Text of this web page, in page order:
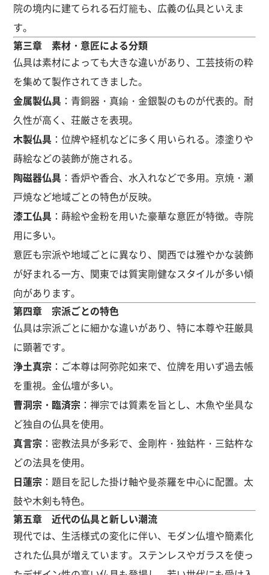
院の境内に建てられる石灯籠も、広義の仏具といえま
す。
第三章 素材・意匠による分類
仏具は素材によっても大きな違いがあり、工芸技術の粋
を集めて製作されてきました。
金属製仏具 ：青銅器・真鍮・金銀製のものが代表的。耐
久性が高く、荘厳さを表現。
木製仏具 ：位牌や経机などに多く用いられる。漆塗りや
蒔絵などの装飾が施される。
陶磁器仏具 ：香炉や香合、水入れなどで多用。京焼・瀬
戸焼など地域ごとの特色が反映。
漆工仏具 ：蒔絵や金粉を用いた豪華な意匠が特徴。寺院
用に多い。
意匠も宗派や地域ごとに異なり、関西では雅やかな装飾
が好まれる一方、関東では質実剛健なスタイルが多い傾
向があります。
第四章 宗派ごとの特色
仏具は宗派ごとに細かな違いがあり、特に本尊や荘厳具
に顕著です。
浄土真宗 ：ご本尊は阿弥陀如来で、位牌を用いず過去帳
を重視。金仏壇が多い。
曹洞宗・臨済宗 ：禅宗では質素を旨とし、木魚や坐具な
ど独自の仏具を使用。
真言宗 ：密教法具が多彩で、金剛杵・独鈷杵・三鈷杵な
どの法具を使用。
日蓮宗 ：題目を記した掛け軸や曼荼羅を中心に配置。太
鼓や木剣も特色。
第五章 近代の仏具と新しい潮流
現代では、生活様式の変化に伴い、モダン仏壇や簡素化
された仏具が増えています。ステンレスやガラスを使っ